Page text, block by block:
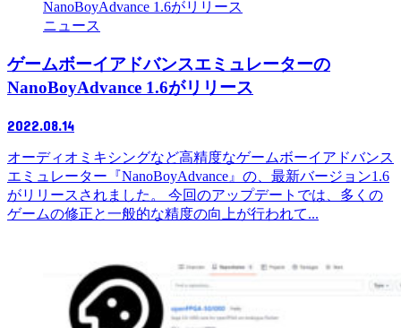
ニュース
ゲームボーイアドバンスエミュレーターの
NanoBoyAdvance 1.6がリリース
2022.08.14
オーディオミキシングなど高精度なゲームボーイアドバンス
エミュレーター『NanoBoyAdvance』の、最新バージョン1.6
がリリースされました。 今回のアップデートでは、多くの
ゲームの修正と一般的な精度の向上が行われて...